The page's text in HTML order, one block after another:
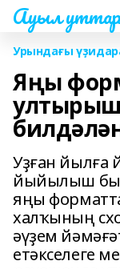
Ауыл
Урындағы
Яңы
Уҙған йылға
йыйылыш
яңы
халҡының
әүҙем
етәкселеге